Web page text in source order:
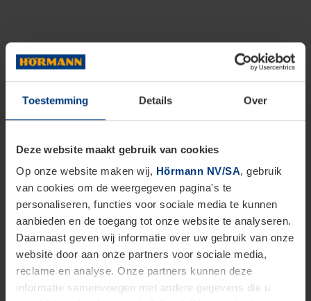
Toestemming Details Over
Deze website maakt gebruik van cookies
Op onze website maken wij, Hörmann NV/SA, gebruik
van cookies om de weergegeven pagina's te
personaliseren, functies voor sociale media te kunnen
aanbieden en de toegang tot onze website te analyseren.
Daarnaast geven wij informatie over uw gebruik van onze
website door aan onze partners voor sociale media,
reclame en analyse. Onze partners kunnen deze
informatie samenvoegen met andere gegevens die u